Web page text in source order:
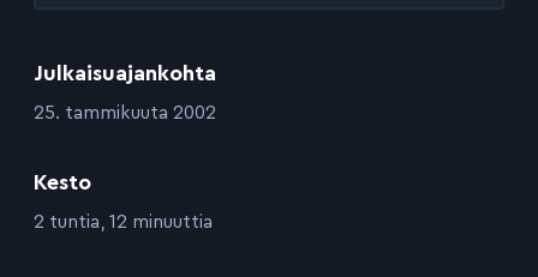
Julkaisuajankohta
:25. tammikuuta 2002
Kesto
:2 tuntia, 12 minuuttia